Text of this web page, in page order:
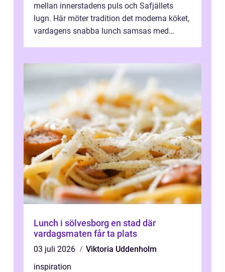
mellan innerstadens puls och Safjällets
lugn. Här möter tradition det moderna köket,
vardagens snabba lunch samsas med
Lunch i sölvesborg en stad där
vardagsmaten får ta plats
03 juli 2026
Viktoria Uddenholm
inspiration